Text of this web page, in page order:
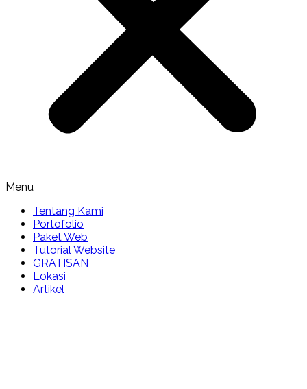
Menu
Tentang Kami
Portofolio
Paket Web
Tutorial Website
GRATISAN
Lokasi
Artikel